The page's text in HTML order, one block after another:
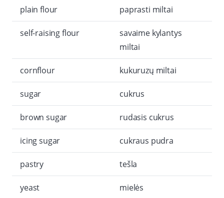
plain flour paprasti miltai
self-raising flour
savaime kylantys
miltai
cornflour kukuruzų miltai
sugar cukrus
brown sugar rudasis cukrus
icing sugar cukraus pudra
pastry tešla
yeast mielės